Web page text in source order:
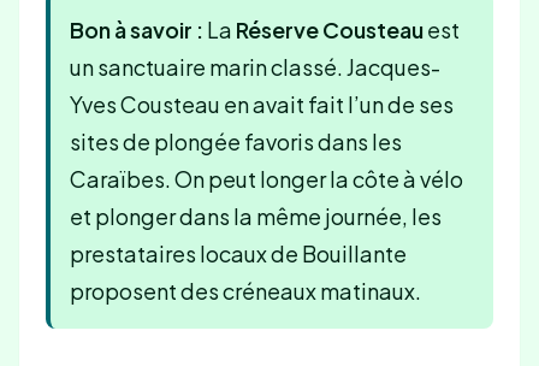
Bon à savoir : La Réserve Cousteauest
un sanctuaire marin classé. Jacques-
Yves Cousteau en avait fait l’un de ses
sites de plongée favoris dans les
Caraïbes. On peut longer la côte à vélo
et plonger dans la même journée, les
prestataires locaux de Bouillante
proposent des créneaux matinaux.